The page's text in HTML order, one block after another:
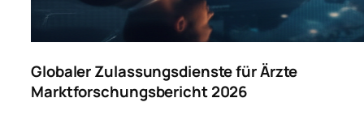
Globaler Zulassungsdienste für Ärzte
Marktforschungsbericht 2026